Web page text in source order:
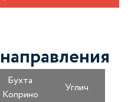
Бухта
Коприно
Углич